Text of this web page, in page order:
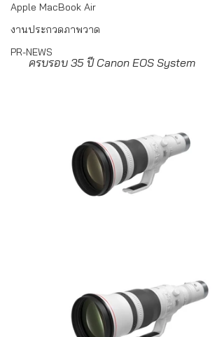
Apple MacBook Air
งานประกวดภาพวาด
PR-NEWS
ครบรอบ 35 ปี Canon EOS System